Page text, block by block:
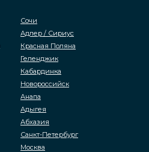
Анапа
Абхазия
Адыгея
Адлер / Сириус
Сочи
Геленджик
Кабардинка
Красная Поляна
Новороссийск
Москва
Санкт-Петербург